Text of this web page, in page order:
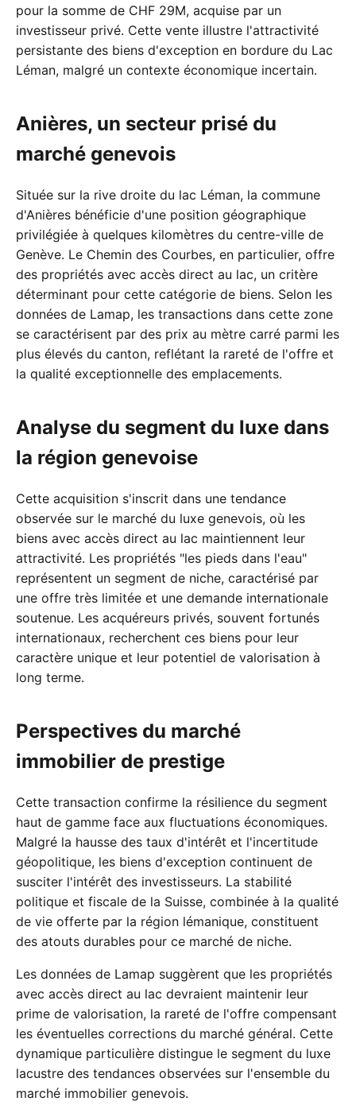
pour la somme de CHF 29M, acquise par un
investisseur privé. Cette vente illustre l'attractivité
persistante des biens d'exception en bordure du Lac
Léman, malgré un contexte économique incertain.
Anières, un secteur prisé du
marché genevois
Située sur la rive droite du lac Léman, la commune
d'Anières bénéficie d'une position géographique
privilégiée à quelques kilomètres du centre-ville de
Genève. Le Chemin des Courbes, en particulier, offre
des propriétés avec accès direct au lac, un critère
déterminant pour cette catégorie de biens. Selon les
données de Lamap, les transactions dans cette zone
se caractérisent par des prix au mètre carré parmi les
plus élevés du canton, reflétant la rareté de l'offre et
la qualité exceptionnelle des emplacements.
Analyse du segment du luxe dans
la région genevoise
Cette acquisition s'inscrit dans une tendance
observée sur le marché du luxe genevois, où les
biens avec accès direct au lac maintiennent leur
attractivité. Les propriétés "les pieds dans l'eau"
représentent un segment de niche, caractérisé par
une offre très limitée et une demande internationale
soutenue. Les acquéreurs privés, souvent fortunés
internationaux, recherchent ces biens pour leur
caractère unique et leur potentiel de valorisation à
long terme.
Perspectives du marché
immobilier de prestige
Cette transaction confirme la résilience du segment
haut de gamme face aux fluctuations économiques.
Malgré la hausse des taux d'intérêt et l'incertitude
géopolitique, les biens d'exception continuent de
susciter l'intérêt des investisseurs. La stabilité
politique et fiscale de la Suisse, combinée à la qualité
de vie offerte par la région lémanique, constituent
des atouts durables pour ce marché de niche.
Les données de Lamap suggèrent que les propriétés
avec accès direct au lac devraient maintenir leur
prime de valorisation, la rareté de l'offre compensant
les éventuelles corrections du marché général. Cette
dynamique particulière distingue le segment du luxe
lacustre des tendances observées sur l'ensemble du
marché immobilier genevois.